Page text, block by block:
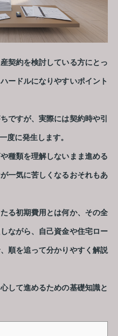
契約を検討している方にとっ
ードルになりやすいポイント
ですが、実際には契約時や引
度に発生します。
種類を理解しないまま進める
一気に苦しくなるおそれもあ
る初期費用とは何か、その全
ながら、自己資金や住宅ロー
順を追って分かりやすく解説
して進めるための基礎知識と